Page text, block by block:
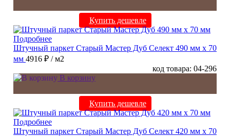
Купить дешевле
Подробнее
Штучный паркет Старый Мастер Дуб Селект 490 мм х 70
мм 4916 ₽ / м2
код товара: 04-296
В корзину
Купить дешевле
Подробнее
Штучный паркет Старый Мастер Дуб Селект 420 мм х 70